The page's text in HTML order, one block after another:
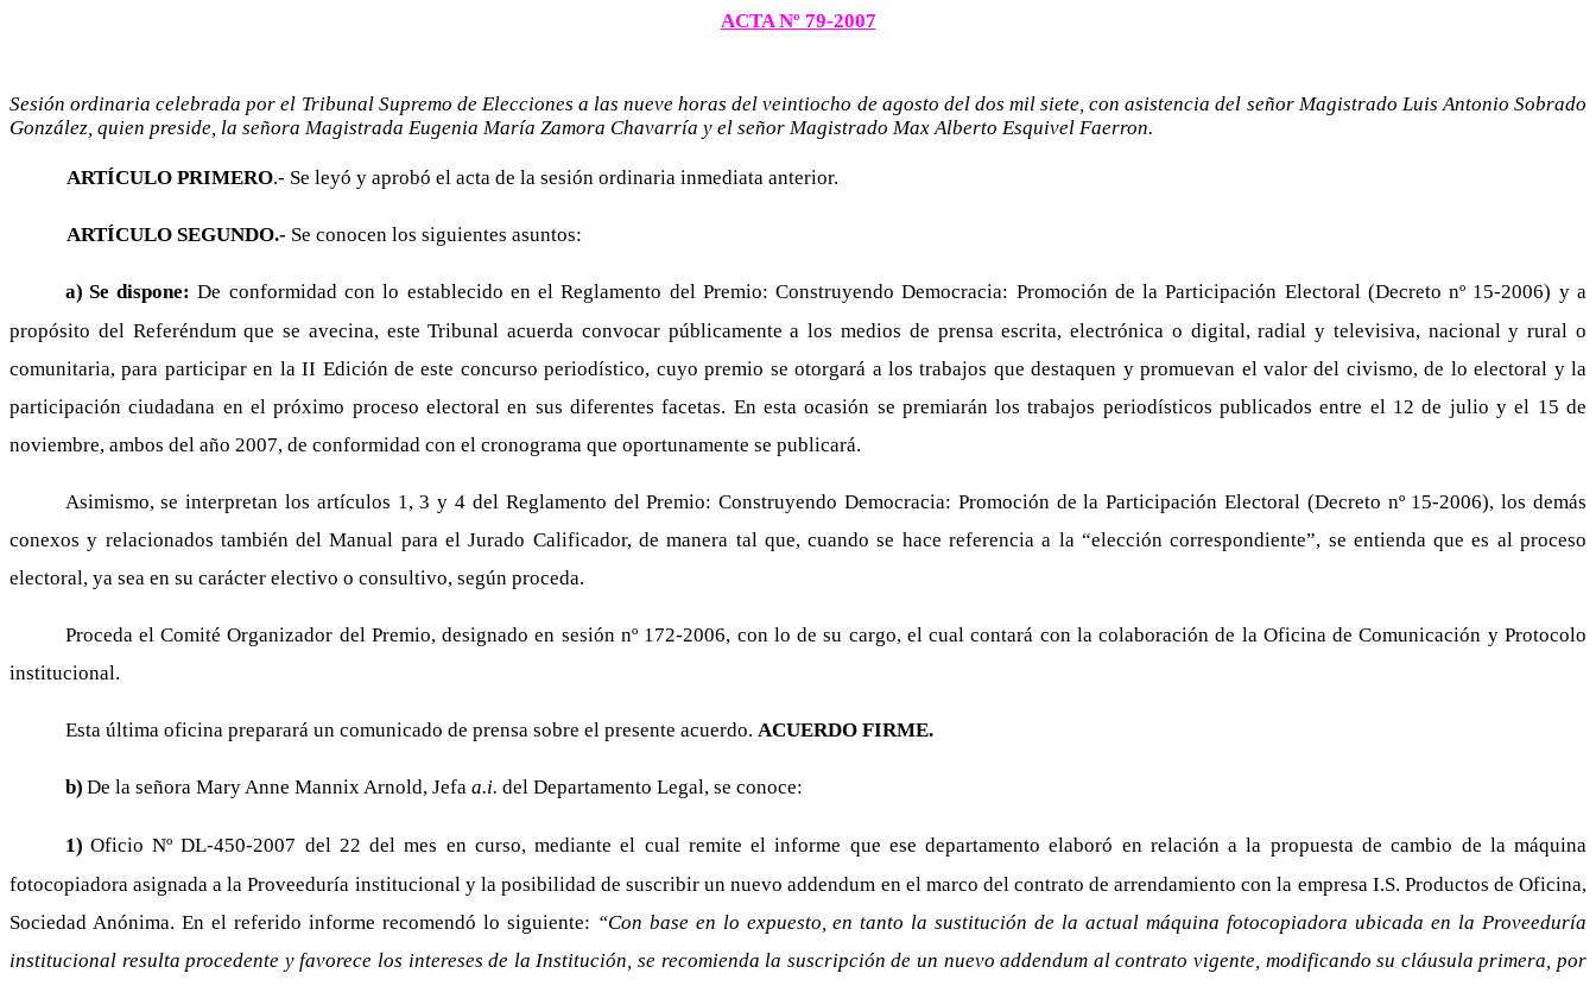
ACTA Nº 79-2007
Sesión ordinaria celebrada por el Tribunal Supremo de Elecciones a las nueve horas del veintiocho de agosto del dos mil siete, con asistencia del señor Magistrado Luis Antonio Sobrado
González, quien preside, la señora Magistrada Eugenia María Zamora Chavarría y el señor Magistrado Max Alberto Esquivel Faerron.
ARTÍCULO PRIMERO.- Se leyó y aprobó el acta de la sesión ordinaria inmediata anterior.
ARTÍCULO SEGUNDO.- Se conocen los siguientes asuntos:
a) Se dispone:De conformidad con lo establecido en el Reglamento del Premio: Construyendo Democracia: Promoción de la Participación Electoral (Decreto nº 15-2006) y a
propósito del Referéndum que se avecina, este Tribunal acuerda convocar públicamente a los medios de prensa escrita, electrónica o digital, radial y televisiva, nacional y rural o
comunitaria, para participar en la II Edición de este concurso periodístico, cuyo premio se otorgará a los trabajos que destaquen y promuevan el valor del civismo, de lo electoral y la
participación ciudadana en el próximo proceso electoral en sus diferentes facetas. En esta ocasión se premiarán los trabajos periodísticos publicados entre el 12 de julio y el 15 de
noviembre, ambos del año 2007, de conformidad con el cronograma que oportunamente se publicará.
Asimismo, se interpretan los artículos 1, 3 y 4 del Reglamento del Premio: Construyendo Democracia: Promoción de la Participación Electoral (Decreto nº 15-2006), los demás
conexos y relacionados también del Manual para el Jurado Calificador, de manera tal que, cuando se hace referencia a la “elección correspondiente”, se entienda que es al proceso
electoral, ya sea en su carácter electivo o consultivo, según proceda.
Proceda el Comité Organizador del Premio, designado en sesión nº 172-2006, con lo de su cargo, el cual contará con la colaboración de la Oficina de Comunicación y Protocolo
institucional.
Esta última oficina preparará un comunicado de prensa sobre el presente acuerdo. ACUERDO FIRME.
b) De la señora Mary Anne Mannix Arnold, Jefa a.i. del Departamento Legal, se conoce:
1) Oficio Nº DL-450-2007 del 22 del mes en curso, mediante el cual remite el informe que ese departamento elaboró en relación a la propuesta de cambio de la máquina
fotocopiadora asignada a la Proveeduría institucional y la posibilidad de suscribir un nuevo addendum en el marco del contrato de arrendamiento con la empresa I.S. Productos de Oficina,
Sociedad Anónima. En el referido informe recomendó lo siguiente: “Con base en lo expuesto, en tanto la sustitución de la actual máquina fotocopiadora ubicada en la Proveeduría
institucional resulta procedente y favorece los intereses de la Institución, se recomienda la suscripción de un nuevo addendum al contrato vigente, modificando su cláusula primera, por